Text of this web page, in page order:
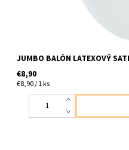
JUMBO BALÓN LATEXOVÝ
€8,90
€8,90 / 1 ks